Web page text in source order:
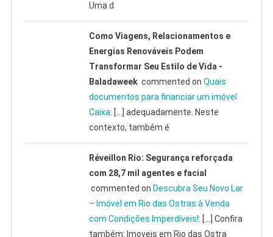
Uma d
Como Viagens, Relacionamentos e
Energias Renováveis Podem
Transformar Seu Estilo de Vida -
Baladaweek commented onQuais
documentos para financiar um imóvel
Caixa: […] adequadamente. Neste
contexto, também é
Réveillon Rio: Segurança reforçada
com 28,7 mil agentes e facial
commented on Descubra Seu Novo Lar
– Imóvel em Rio das Ostras à Venda
com Condições Imperdíveis!: […] Confira
também: Imoveis em Rio das Ostra